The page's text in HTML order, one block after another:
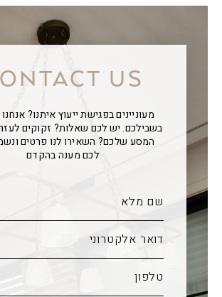
US
מעוניינים בפגישת ייעוץ איתנו?
בשבילכם. יש לכם שאלות? זקוקים
המסע שלכם? השאירו לנו פרטים
לכם מענה בהקדם